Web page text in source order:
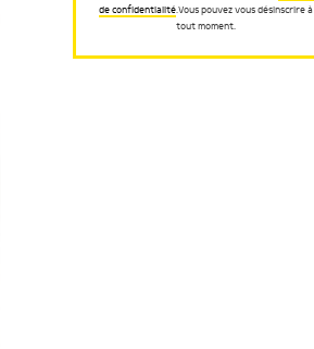
de confidentialité.Vous pouvez vous désinscrire à
tout moment.